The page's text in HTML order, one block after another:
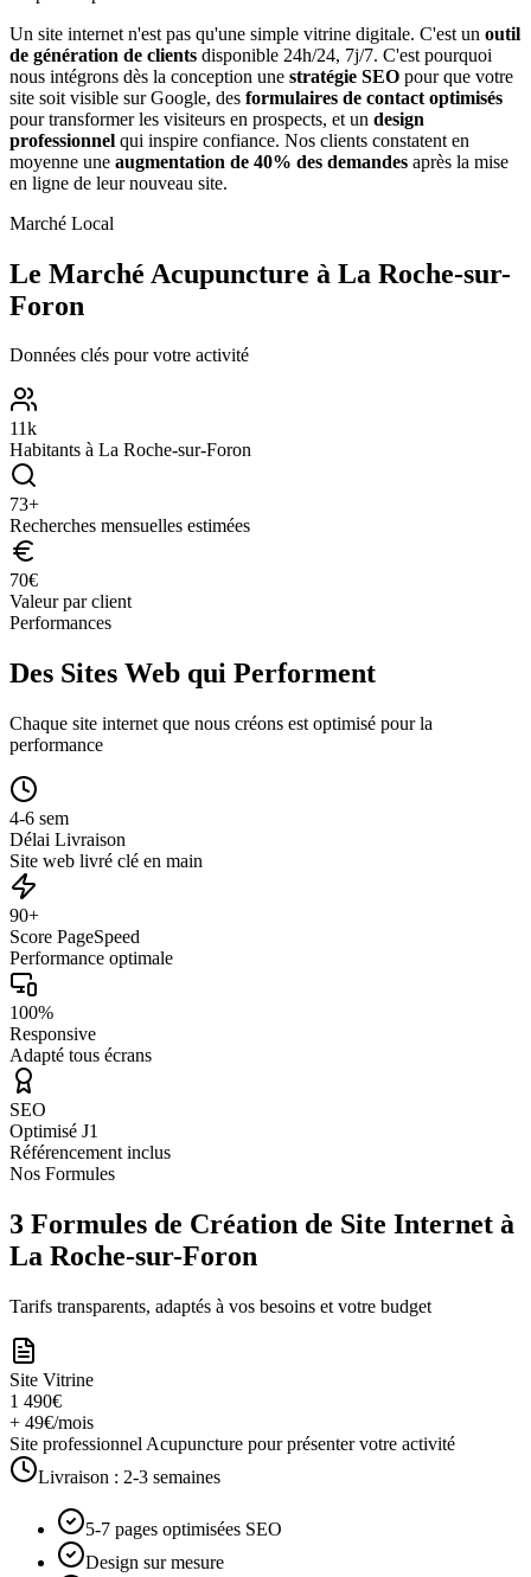
Un site internet n'est pas qu'une simple vitrine digitale. C'est un outil
de génération de clients disponible 24h/24, 7j/7. C'est pourquoi
nous intégrons dès la conception une stratégie SEO pour que votre
site soit visible sur Google, des formulaires de contact optimisés
pour transformer les visiteurs en prospects, et un design
professionnel qui inspire confiance. Nos clients constatent en
moyenne une augmentation de 40% des demandes après la mise
en ligne de leur nouveau site.
Marché Local
Le Marché Acupuncture à La Roche-sur-
Foron
Données clés pour votre activité
11k
Habitants à La Roche-sur-Foron
73+
Recherches mensuelles estimées
70€
Valeur par client
Performances
Des Sites Web qui Performent
Chaque site internet que nous créons est optimisé pour la
performance
4-6 sem
Délai Livraison
Site web livré clé en main
90+
Score PageSpeed
Performance optimale
100%
Responsive
Adapté tous écrans
SEO
Optimisé J1
Référencement inclus
Nos Formules
3 Formules de Création de Site Internet à
La Roche-sur-Foron
Tarifs transparents, adaptés à vos besoins et votre budget
Site Vitrine
1 490€
+ 49€/mois
Site professionnel Acupuncture pour présenter votre activité
Livraison : 2-3 semaines
5-7 pages optimisées SEO
Design sur mesure